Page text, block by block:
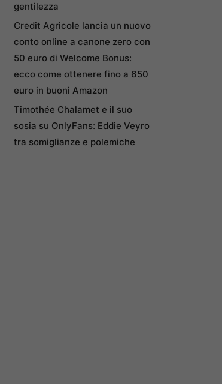
gentilezza
Credit Agricole lancia un nuovo
conto online a canone zero con
50 euro di Welcome Bonus:
ecco come ottenere fino a 650
euro in buoni Amazon
Timothée Chalamet e il suo
sosia su OnlyFans: Eddie Veyro
tra somiglianze e polemiche